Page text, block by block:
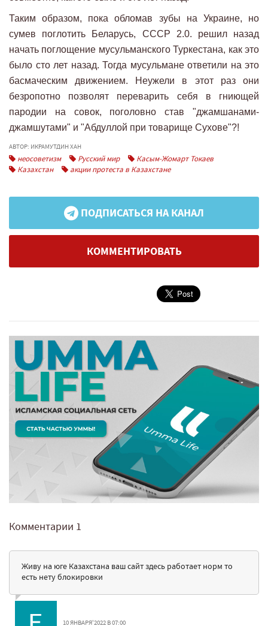
Таким образом, пока обломав зубы на Украине, но
сумев поглотить Беларусь, СССР 2.0. решил назад
начать поглощение мусульманского Туркестана, как это
было сто лет назад. Тогда мусульмане ответили на это
басмаческим движением. Неужели в этот раз они
безропотно позволят переварить себя в гниющей
пародии на совок, поголовно став "джамшанами-
джамшутами" и "Абдуллой при товарище Сухове"?!
АВТОР: ИКРАМУТДИН ХАН
неосоветизм Русский мир
Касым-Жомарт Токаев
Казахстан
акции протеста в Казахстане
ПОДПИСАТЬСЯ НА КАНАЛ
КОММЕНТИРОВАТЬ
Комментарии 1
Живу на юге Казахстана ваш сайт здесь работает норм то
есть нету блокировки
10 ЯНВАРЯ'2022 В 07:00